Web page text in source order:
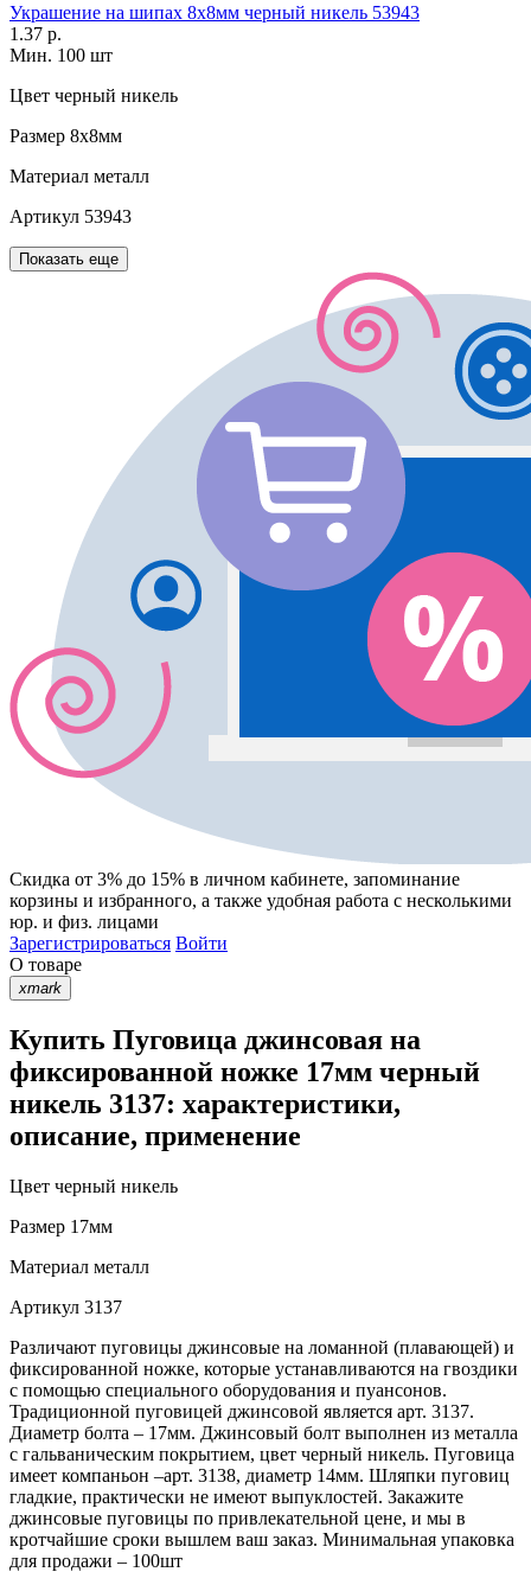
Украшение на шипах 8х8мм черный никель 53943
1.37 р.
Мин. 100 шт
Цвет черный никель
Размер 8х8мм
Материал металл
Артикул 53943
Показать еще
Скидка от 3% до 15% в личном кабинете, запоминание
корзины и избранного, а также удобная работа с несколькими
юр. и физ. лицами
Зарегистрироваться Войти
О товаре
xmark
Купить Пуговица джинсовая на
фиксированной ножке 17мм черный
никель 3137: характеристики,
описание, применение
Цвет черный никель
Размер 17мм
Материал металл
Артикул 3137
Различают пуговицы джинсовые на ломанной (плавающей) и
фиксированной ножке, которые устанавливаются на гвоздики
с помощью специального оборудования и пуансонов.
Традиционной пуговицей джинсовой является арт. 3137.
Диаметр болта – 17мм. Джинсовый болт выполнен из металла
с гальваническим покрытием, цвет черный никель. Пуговица
имеет компаньон –арт. 3138, диаметр 14мм. Шляпки пуговиц
гладкие, практически не имеют выпуклостей. Закажите
джинсовые пуговицы по привлекательной цене, и мы в
кротчайшие сроки вышлем ваш заказ. Минимальная упаковка
для продажи – 100шт